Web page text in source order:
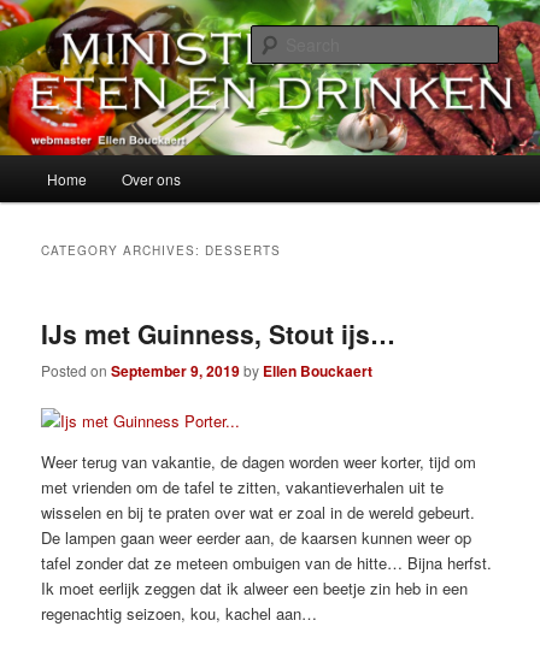
Skip
to
primary
content
Skip
to
secondary
contentMinisterie van Eten en Drinken
alles over eten, drinken en andere genoegens…
Home Over ons
CATEGORY ARCHIVES: DESSERTS
IJs met Guinness, Stout ijs…
Posted onSeptember 9, 2019by Ellen Bouckaert
Weer terug van vakantie, de dagen worden weer korter, tijd om
met vrienden om de tafel te zitten, vakantieverhalen uit te
wisselen en bij te praten over wat er zoal in de wereld gebeurt.
De lampen gaan weer eerder aan, de kaarsen kunnen weer op
tafel zonder dat ze meteen ombuigen van de hitte… Bijna herfst.
Ik moet eerlijk zeggen dat ik alweer een beetje zin heb in een
regenachtig seizoen, kou, kachel aan…